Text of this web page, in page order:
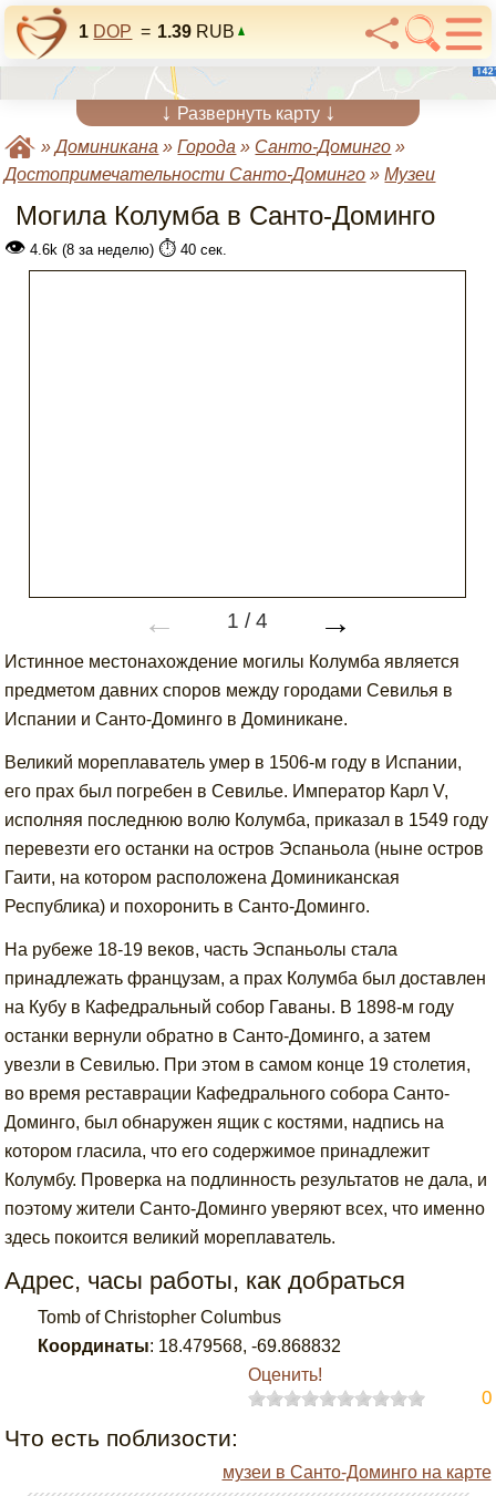
1 DOP = 1.39 RUB
↓ Развернуть карту ↓
»Доминикана »Города » Санто-Доминго »
Достопримечательности Санто-Доминго »Музеи
Могила Колумба в Санто-Доминго
👁 4.6k (8 за неделю) ⏱️ 40 сек.
← 1 /4 →
Истинное местонахождение могилы Колумба является
предметом давних споров между городами Севилья в
Испании и Санто-Доминго в Доминикане.
Великий мореплаватель умер в 1506-м году в Испании,
его прах был погребен в Севилье. Император Карл V,
исполняя последнюю волю Колумба, приказал в 1549 году
перевезти его останки на остров Эспаньола (ныне остров
Гаити, на котором расположена Доминиканская
Республика) и похоронить в Санто-Доминго.
На рубеже 18-19 веков, часть Эспаньолы стала
принадлежать французам, а прах Колумба был доставлен
на Кубу в Кафедральный собор Гаваны. В 1898-м году
останки вернули обратно в Санто-Доминго, а затем
увезли в Севилью. При этом в самом конце 19 столетия,
во время реставрации Кафедрального собора Санто-
Доминго, был обнаружен ящик с костями, надпись на
котором гласила, что его содержимое принадлежит
Колумбу. Проверка на подлинность результатов не дала, и
поэтому жители Санто-Доминго уверяют всех, что именно
здесь покоится великий мореплаватель.
Адрес, часы работы, как добраться
Tomb of Christopher Columbus
Координаты: 18.479568,-69.868832
Оценить!
0
Что есть поблизости:
музеи в Санто-Доминго на карте